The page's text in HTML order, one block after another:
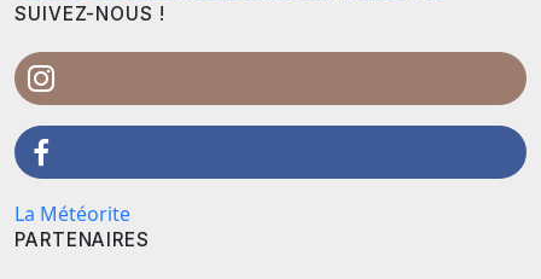
SUIVEZ-NOUS !
La Météorite
PARTENAIRES